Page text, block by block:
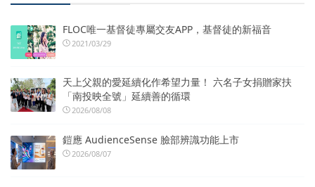
FLOC唯一基督徒專屬交友APP，基督徒的新福音
2021/03/29
天上父親的愛延續化作希望力量！ 六名子女捐贈家扶
「南投映全號」延續善的循環
2026/08/08
鎧應 AudienceSense 臉部辨識功能上市
2026/08/07